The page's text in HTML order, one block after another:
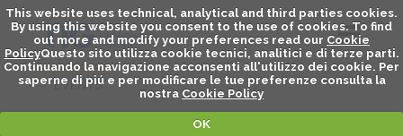
This website uses technical, analytical and third parties cookies.
By using this website you consent to the use of cookies. To find
out more and modify your preferences read our Cookie
PolicyQuesto sito utilizza cookie tecnici, analitici e di terze parti.
Continuando la navigazione acconsenti all'utilizzo dei cookie. Per
saperne di piú e per modificare le tue preferenze consulta la
nostra Cookie Policy
OK
EVENTS